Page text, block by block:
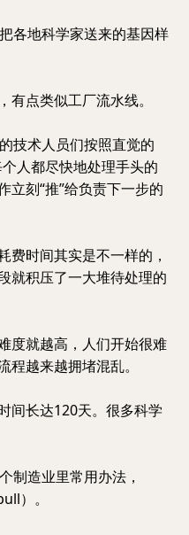
各地科学家送来的基因样
点类似工厂流水线。
技术人员们按照直觉的
人都尽快地处理手头的
立刻“推”给负责下一步的
费时间其实是不一样的，
就积压了一大堆待处理的
度就越高，人们开始很难
越来越拥堵混乱。
间长达120天。很多科学
造业里常用办法，
）。